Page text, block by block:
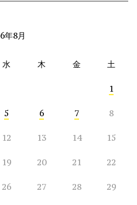
年8月
水 木 金 土
1
5 6 7 8
12 13 14 15
19 20 21 22
26 27 28 29